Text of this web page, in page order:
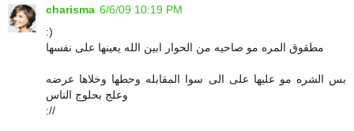
charisma 6/6/09 10:19 PM
:)
مطقوق المره مو صاحيه من الحوار ابين الله يعينها على نفسها
بس الشره مو عليها على الى سوا المقابله وحطها وخلاها عرضه
وعلج بحلوج الناس
://